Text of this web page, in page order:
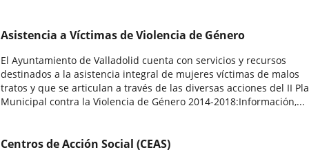
Asistencia a Víctimas de Violencia de Género
El Ayuntamiento de Valladolid cuenta con servicios y recursos
destinados a la asistencia integral de mujeres víctimas de malos
tratos y que se articulan a través de las diversas acciones del II
Municipal contra la Violencia de Género 2014-2018:Información,...
Centros de Acción Social (CEAS)